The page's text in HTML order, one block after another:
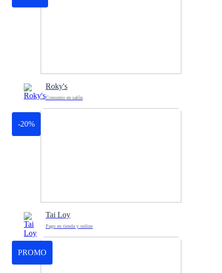
Roky's
Consumo en salón
-20%
Tai Loy
Pago en tienda y online
PROMO